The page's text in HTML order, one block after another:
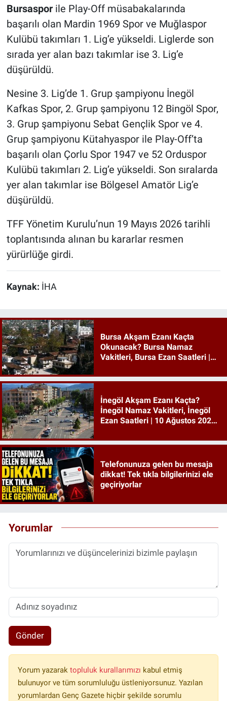
Bursaspor ile Play-Off müsabakalarında
başarılı olan Mardin 1969 Spor ve Muğlaspor
Kulübü takımları 1. Lig’e yükseldi. Liglerde son
sırada yer alan bazı takımlar ise 3. Lig’e
düşürüldü.
Nesine 3. Lig’de 1. Grup şampiyonu İnegöl
Kafkas Spor, 2. Grup şampiyonu 12 Bingöl Spor,
3. Grup şampiyonu Sebat Gençlik Spor ve 4.
Grup şampiyonu Kütahyaspor ile Play-Off’ta
başarılı olan Çorlu Spor 1947 ve 52 Orduspor
Kulübü takımları 2. Lig’e yükseldi. Son sıralarda
yer alan takımlar ise Bölgesel Amatör Lig’e
düşürüldü.
TFF Yönetim Kurulu’nun 19 Mayıs 2026 tarihli
toplantısında alınan bu kararlar resmen
yürürlüğe girdi.
Kaynak: İHA
Bursa Akşam Ezanı Kaçta
Okunacak? Bursa Namaz
Vakitleri, Bursa Ezan Saatleri |
İnegöl Akşam Ezanı Kaçta?
İnegöl Namaz Vakitleri, İnegöl
Ezan Saatleri | 10 Ağustos 2026
Telefonunuza gelen bu mesaja
dikkat! Tek tıkla bilgilerinizi ele
geçiriyorlar
Yorumlar
Gönder
Yorum yazarak topluluk kurallarımızı kabul etmiş
bulunuyor ve tüm sorumluluğu üstleniyorsunuz. Yazılan
yorumlardan Genç Gazete hiçbir şekilde sorumlu